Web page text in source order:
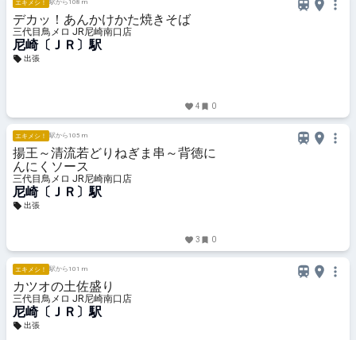
エキメシ！ 駅から108 m
デカッ！あんかけかた焼きそば
三代目鳥メロ JR尼崎南口店
尼崎〔ＪＲ〕駅
出張
4 0
エキメシ！ 駅から105 m
揚王～清流若どりねぎま串～背徳に
んにくソース
三代目鳥メロ JR尼崎南口店
尼崎〔ＪＲ〕駅
出張
3 0
エキメシ！ 駅から101 m
カツオの土佐盛り
三代目鳥メロ JR尼崎南口店
尼崎〔ＪＲ〕駅
出張